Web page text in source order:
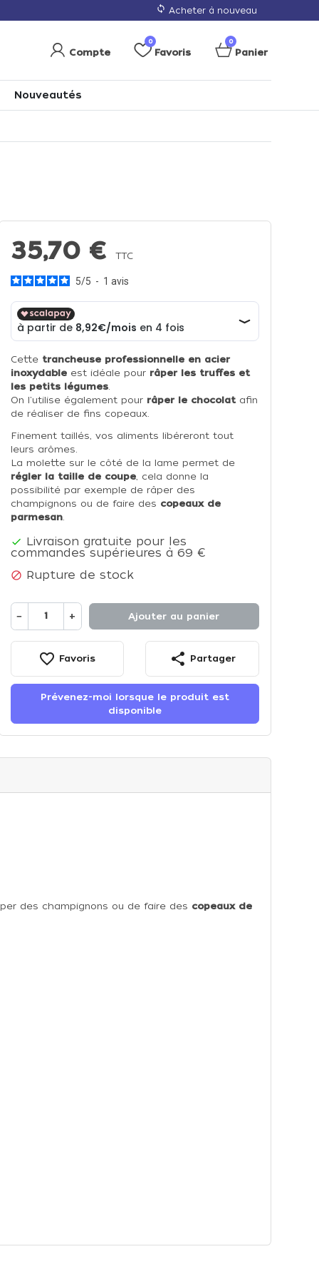
loop Acheter à nouveau
Compte
0
Favoris
0
Panier
Nouveautés
35,70 € TTC
5/5 - 1 avis
Cettetrancheuse professionnelle en acier
inoxydableest idéale pourrâper les truffes et
les petits légumes.
On l'utilise également pour râper le chocolatafin
de réaliser de fins copeaux.
Finement taillés, vos aliments libéreront tout
leurs arômes.
La molette sur le côté de la lame permet de
régler la taille de coupe, cela donne la
possibilité par exemple de râper des
champignons ou de faire des copeaux de
parmesan.
 Livraison gratuite pour les
commandes supérieures à 69 €
 Rupture de stock
− + Ajouter au panier
favorite_border Favoris share Partager
Prévenez-moi lorsque le produit est
disponible
des champignons ou de faire des copeaux de